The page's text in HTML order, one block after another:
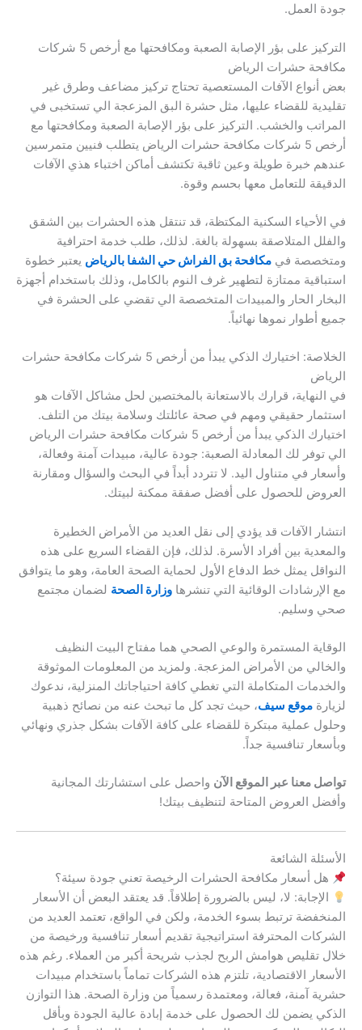
جودة العمل.
التركيز على بؤر الإصابة الصعبة ومكافحتها مع أرخص 5 شركات
مكافحة حشرات الرياض
بعض أنواع الآفات المستعصية تحتاج تركيز مضاعف وطرق غير
تقليدية للقضاء عليها، مثل حشرة البق المزعجة الي تستخبى في
المراتب والخشب. التركيز على بؤر الإصابة الصعبة ومكافحتها مع
أرخص 5 شركات مكافحة حشرات الرياض يتطلب فنيين متمرسين
عندهم خبرة طويلة وعين ثاقبة تكتشف أماكن اختباء هذي الآفات
الدقيقة للتعامل معها بحسم وقوة.
في الأحياء السكنية المكتظة، قد تنتقل هذه الحشرات بين الشقق
والفلل المتلاصقة بسهولة بالغة. لذلك، طلب خدمة احترافية
ومتخصصة في مكافحة بق الفراش حي الشفا بالرياض يعتبر خطوة
استباقية ممتازة لتطهير غرف النوم بالكامل، وذلك باستخدام أجهزة
البخار الحار والمبيدات المتخصصة الي تقضي على الحشرة في
جميع أطوار نموها نهائياً.
الخلاصة: اختيارك الذكي يبدأ من أرخص 5 شركات مكافحة حشرات
الرياض
في النهاية، قرارك بالاستعانة بالمختصين لحل مشاكل الآفات هو
استثمار حقيقي ومهم في صحة عائلتك وسلامة بيتك من التلف.
اختيارك الذكي يبدأ من أرخص 5 شركات مكافحة حشرات الرياض
الي توفر لك المعادلة الصعبة: جودة عالية، مبيدات آمنة وفعالة،
وأسعار في متناول اليد. لا تتردد أبداً في البحث والسؤال ومقارنة
العروض للحصول على أفضل صفقة ممكنة لبيتك.
انتشار الآفات قد يؤدي إلى نقل العديد من الأمراض الخطيرة
والمعدية بين أفراد الأسرة. لذلك، فإن القضاء السريع على هذه
النواقل يمثل خط الدفاع الأول لحماية الصحة العامة، وهو ما يتوافق
مع الإرشادات الوقائية التي تنشرها وزارة الصحة لضمان مجتمع
صحي وسليم.
الوقاية المستمرة والوعي الصحي هما مفتاح البيت النظيف
والخالي من الأمراض المزعجة. ولمزيد من المعلومات الموثوقة
والخدمات المتكاملة التي تغطي كافة احتياجاتك المنزلية، ندعوك
لزيارة موقع سيف، حيث تجد كل ما تبحث عنه من نصائح ذهبية
وحلول عملية مبتكرة للقضاء على كافة الآفات بشكل جذري ونهائي
وبأسعار تنافسية جداً.
تواصل معنا عبر الموقع الآن واحصل على استشارتك المجانية
وأفضل العروض المتاحة لتنظيف بيتك!
الأسئلة الشائعة
هل أسعار مكافحة الحشرات الرخيصة تعني جودة سيئة؟
الإجابة: لا، ليس بالضرورة إطلاقاً. قد يعتقد البعض أن الأسعار
المنخفضة ترتبط بسوء الخدمة، ولكن في الواقع، تعتمد العديد من
الشركات المحترفة استراتيجية تقديم أسعار تنافسية ورخيصة من
خلال تقليص هوامش الربح لجذب شريحة أكبر من العملاء. رغم هذه
الأسعار الاقتصادية، تلتزم هذه الشركات تماماً باستخدام مبيدات
حشرية آمنة، فعالة، ومعتمدة رسمياً من وزارة الصحة. هذا التوازن
الذكي يضمن لك الحصول على خدمة إبادة عالية الجودة وبأقل